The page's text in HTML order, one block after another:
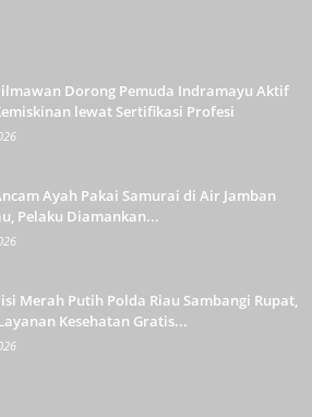
Dorong Pemuda Indramayu Aktif
lewat Sertifikasi Profesi
Ayah Pakai Samurai di Air Jamban
Pelaku Diamankan...
Merah Putih Polda Riau Sambangi Rupat,
Kesehatan Gratis...